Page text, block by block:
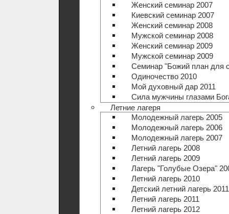
Женский семинар 2007
Киевский семинар 2007
Женский семинар 2008
Мужской семинар 2008
Женский семинар 2009
Мужской семинар 2009
Семинар "Божий план для
Одиночество 2010
Мой духовный дар 2011
Сила мужчины глазами
Летние лагеря
Молодежный лагерь 2005
Молодежный лагерь 2006
Молодежный лагерь 2007
Летний лагерь 2008
Летний лагерь 2009
Лагерь "Голубые Озера"
Летний лагерь 2010
Детский летний лагерь 2011
Летний лагерь 2011
Летний лагерь 2012